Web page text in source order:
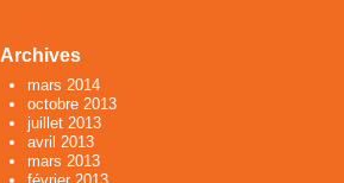
Archives
mars 2014
octobre 2013
juillet 2013
avril 2013
mars 2013